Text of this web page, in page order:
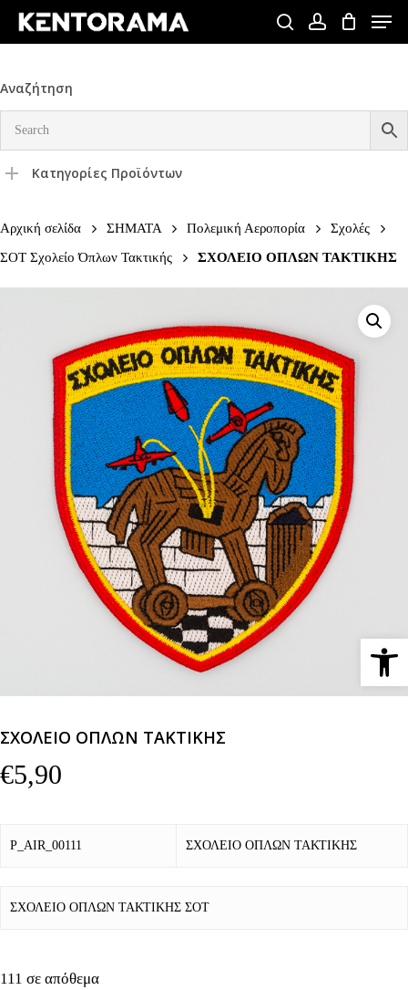
Skip
content
searchaccount
Menu
Αναζήτηση
Κατηγορίες Προϊόντων
Αρχική σελίδα ΣΗΜΑΤΑ Πολεμική Αεροπορία
Σχολές
ΣΟΤ Σχολείο Όπλων Τακτικής
ΣΧΟΛΕΙΟ ΟΠΛΩΝ ΤΑΚΤΙΚΗΣ
ΣΧΟΛΕΙΟ ΟΠΛΩΝ ΤΑΚΤΙΚΗΣ
€5,90
P_AIR_00111 ΣΧΟΛΕΙΟ ΟΠΛΩΝ ΤΑΚΤΙΚΗΣ
ΣΧΟΛΕΙΟ ΟΠΛΩΝ ΤΑΚΤΙΚΗΣ ΣΟΤ
111 σε απόθεμα